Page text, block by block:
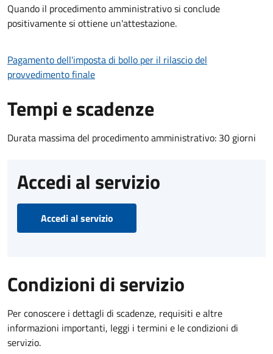
Quando il procedimento amministrativo si conclude
positivamente si ottiene un'attestazione.
Pagamento dell'imposta di bollo per il rilascio del
provvedimento finale
Tempi e scadenze
Durata massima del procedimento amministrativo: 30 giorni
Accedi al servizio
Accedi al servizio
Condizioni di servizio
Per conoscere i dettagli di scadenze, requisiti e altre
informazioni importanti, leggi i termini e le condizioni di
servizio.